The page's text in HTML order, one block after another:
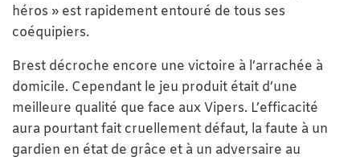
héros » est rapidement entouré de tous ses
coéquipiers.
Brest décroche encore une victoire à l’arrachée à
domicile. Cependant le jeu produit était d’une
meilleure qualité que face aux Vipers. L’efficacité
aura pourtant fait cruellement défaut, la faute à un
gardien en état de grâce et à un adversaire au